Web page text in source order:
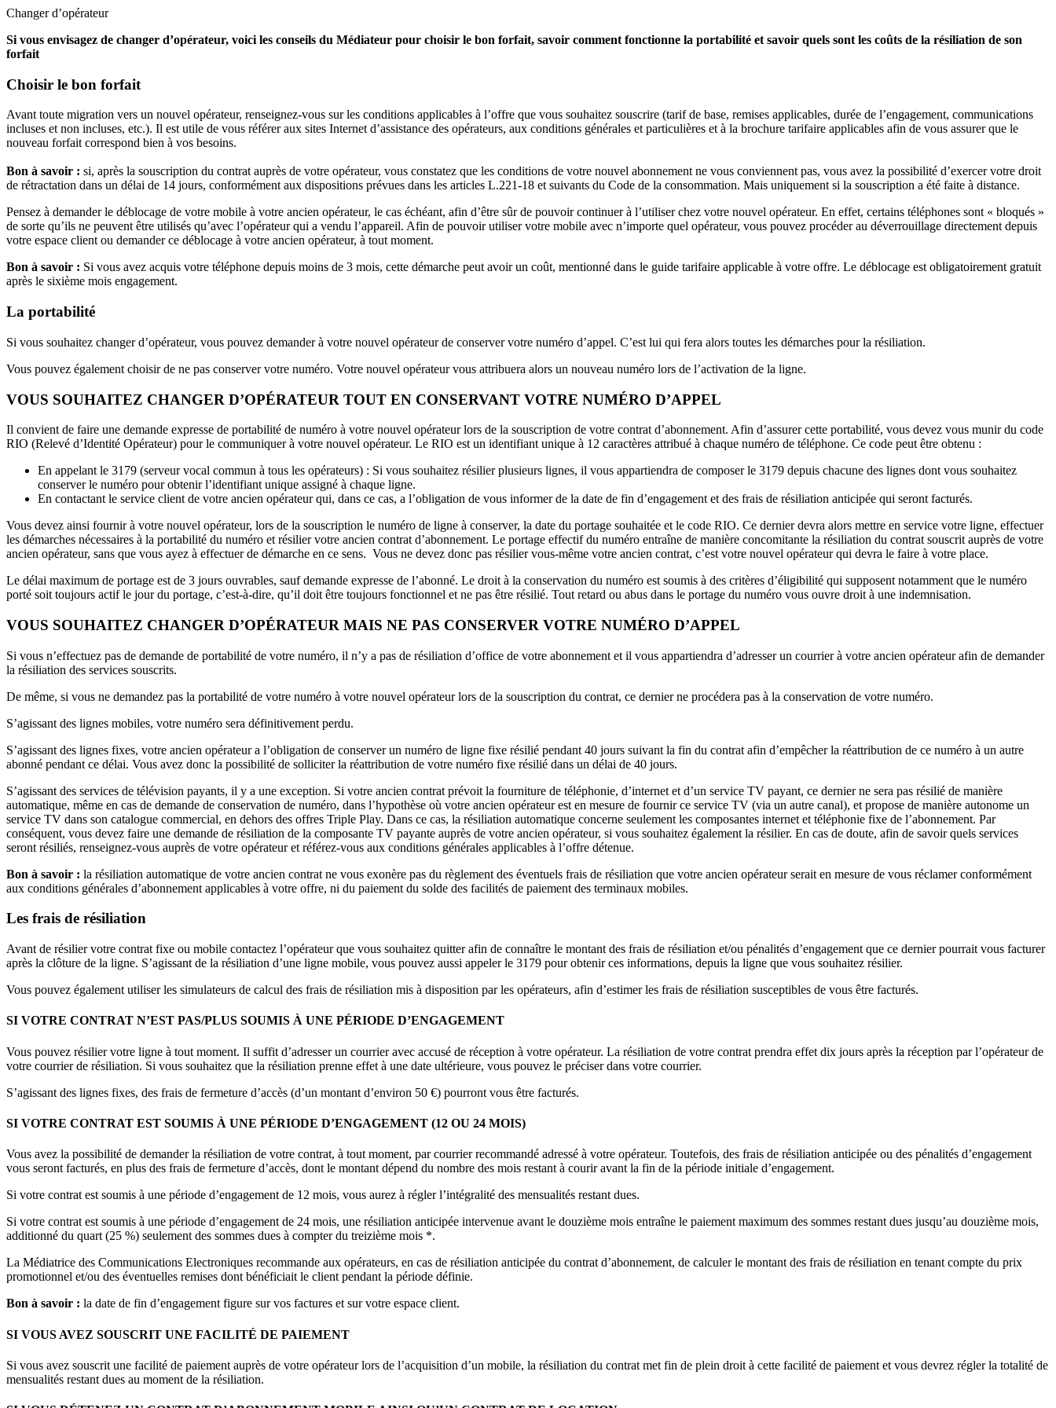
Changer d’opérateur
Si vous envisagez de changer d’opérateur, voici les conseils du Médiateur pour choisir le bon forfait, savoir comment fonctionne la portabilité et savoir quels sont les coûts de la résiliation de son
forfait
Choisir le bon forfait
Avant toute migration vers un nouvel opérateur, renseignez-vous sur les conditions applicables à l’offre que vous souhaitez souscrire (tarif de base, remises applicables, durée de l’engagement, communications
incluses et non incluses, etc.). Il est utile de vous référer aux sites Internet d’assistance des opérateurs, aux conditions générales et particulières et à la brochure tarifaire applicables afin de vous assurer que le
nouveau forfait correspond bien à vos besoins.
Bon à savoir : si, après la souscription du contrat auprès de votre opérateur, vous constatez que les conditions de votre nouvel abonnement ne vous conviennent pas, vous avez la possibilité d’exercer votre droit
de rétractation dans un délai de 14 jours, conformément aux dispositions prévues dans les articles L.221-18 et suivants du Code de la consommation. Mais uniquement si la souscription a été faite à distance.
Pensez à demander le déblocage de votre mobile à votre ancien opérateur, le cas échéant, afin d’être sûr de pouvoir continuer à l’utiliser chez votre nouvel opérateur. En effet, certains téléphones sont « bloqués »
de sorte qu’ils ne peuvent être utilisés qu’avec l’opérateur qui a vendu l’appareil. Afin de pouvoir utiliser votre mobile avec n’importe quel opérateur, vous pouvez procéder au déverrouillage directement depuis
votre espace client ou demander ce déblocage à votre ancien opérateur, à tout moment.
Bon à savoir : Si vous avez acquis votre téléphone depuis moins de 3 mois, cette démarche peut avoir un coût, mentionné dans le guide tarifaire applicable à votre offre. Le déblocage est obligatoirement gratuit
après le sixième mois engagement.
La portabilité
Si vous souhaitez changer d’opérateur, vous pouvez demander à votre nouvel opérateur de conserver votre numéro d’appel. C’est lui qui fera alors toutes les démarches pour la résiliation.
Vous pouvez également choisir de ne pas conserver votre numéro. Votre nouvel opérateur vous attribuera alors un nouveau numéro lors de l’activation de la ligne.
VOUS SOUHAITEZ CHANGER D’OPÉRATEUR TOUT EN CONSERVANT VOTRE NUMÉRO D’APPEL
Il convient de faire une demande expresse de portabilité de numéro à votre nouvel opérateur lors de la souscription de votre contrat d’abonnement. Afin d’assurer cette portabilité, vous devez vous munir du code
RIO (Relevé d’Identité Opérateur) pour le communiquer à votre nouvel opérateur. Le RIO est un identifiant unique à 12 caractères attribué à chaque numéro de téléphone. Ce code peut être obtenu :
En appelant le 3179 (serveur vocal commun à tous les opérateurs) : Si vous souhaitez résilier plusieurs lignes, il vous appartiendra de composer le 3179 depuis chacune des lignes dont vous souhaitez
conserver le numéro pour obtenir l’identifiant unique assigné à chaque ligne.
En contactant le service client de votre ancien opérateur qui, dans ce cas, a l’obligation de vous informer de la date de fin d’engagement et des frais de résiliation anticipée qui seront facturés.
Vous devez ainsi fournir à votre nouvel opérateur, lors de la souscription le numéro de ligne à conserver, la date du portage souhaitée et le code RIO. Ce dernier devra alors mettre en service votre ligne, effectuer
les démarches nécessaires à la portabilité du numéro et résilier votre ancien contrat d’abonnement. Le portage effectif du numéro entraîne de manière concomitante la résiliation du contrat souscrit auprès de votre
ancien opérateur, sans que vous ayez à effectuer de démarche en ce sens. Vous ne devez donc pas résilier vous-même votre ancien contrat, c’est votre nouvel opérateur qui devra le faire à votre place.
Le délai maximum de portage est de 3 jours ouvrables, sauf demande expresse de l’abonné. Le droit à la conservation du numéro est soumis à des critères d’éligibilité qui supposent notamment que le numéro
porté soit toujours actif le jour du portage, c’est-à-dire, qu’il doit être toujours fonctionnel et ne pas être résilié. Tout retard ou abus dans le portage du numéro vous ouvre droit à une indemnisation.
VOUS SOUHAITEZ CHANGER D’OPÉRATEUR MAIS NE PAS CONSERVER VOTRE NUMÉRO D’APPEL
Si vous n’effectuez pas de demande de portabilité de votre numéro, il n’y a pas de résiliation d’office de votre abonnement et il vous appartiendra d’adresser un courrier à votre ancien opérateur afin de demander
la résiliation des services souscrits.
De même, si vous ne demandez pas la portabilité de votre numéro à votre nouvel opérateur lors de la souscription du contrat, ce dernier ne procédera pas à la conservation de votre numéro.
S’agissant des lignes mobiles, votre numéro sera définitivement perdu.
S’agissant des lignes fixes, votre ancien opérateur a l’obligation de conserver un numéro de ligne fixe résilié pendant 40 jours suivant la fin du contrat afin d’empêcher la réattribution de ce numéro à un autre
abonné pendant ce délai. Vous avez donc la possibilité de solliciter la réattribution de votre numéro fixe résilié dans un délai de 40 jours.
S’agissant des services de télévision payants, il y a une exception. Si votre ancien contrat prévoit la fourniture de téléphonie, d’internet et d’un service TV payant, ce dernier ne sera pas résilié de manière
automatique, même en cas de demande de conservation de numéro, dans l’hypothèse où votre ancien opérateur est en mesure de fournir ce service TV (via un autre canal), et propose de manière autonome un
service TV dans son catalogue commercial, en dehors des offres Triple Play. Dans ce cas, la résiliation automatique concerne seulement les composantes internet et téléphonie fixe de l’abonnement. Par
conséquent, vous devez faire une demande de résiliation de la composante TV payante auprès de votre ancien opérateur, si vous souhaitez également la résilier. En cas de doute, afin de savoir quels services
seront résiliés, renseignez-vous auprès de votre opérateur et référez-vous aux conditions générales applicables à l’offre détenue.
Bon à savoir : la résiliation automatique de votre ancien contrat ne vous exonère pas du règlement des éventuels frais de résiliation que votre ancien opérateur serait en mesure de vous réclamer conformément
aux conditions générales d’abonnement applicables à votre offre, ni du paiement du solde des facilités de paiement des terminaux mobiles.
Les frais de résiliation
Avant de résilier votre contrat fixe ou mobile contactez l’opérateur que vous souhaitez quitter afin de connaître le montant des frais de résiliation et/ou pénalités d’engagement que ce dernier pourrait vous facturer
après la clôture de la ligne. S’agissant de la résiliation d’une ligne mobile, vous pouvez aussi appeler le 3179 pour obtenir ces informations, depuis la ligne que vous souhaitez résilier.
Vous pouvez également utiliser les simulateurs de calcul des frais de résiliation mis à disposition par les opérateurs, afin d’estimer les frais de résiliation susceptibles de vous être facturés.
SI VOTRE CONTRAT N’EST PAS/PLUS SOUMIS À UNE PÉRIODE D’ENGAGEMENT
Vous pouvez résilier votre ligne à tout moment. Il suffit d’adresser un courrier avec accusé de réception à votre opérateur. La résiliation de votre contrat prendra effet dix jours après la réception par l’opérateur de
votre courrier de résiliation. Si vous souhaitez que la résiliation prenne effet à une date ultérieure, vous pouvez le préciser dans votre courrier.
S’agissant des lignes fixes, des frais de fermeture d’accès (d’un montant d’environ 50 €) pourront vous être facturés.
SI VOTRE CONTRAT EST SOUMIS À UNE PÉRIODE D’ENGAGEMENT (12 OU 24 MOIS)
Vous avez la possibilité de demander la résiliation de votre contrat, à tout moment, par courrier recommandé adressé à votre opérateur. Toutefois, des frais de résiliation anticipée ou des pénalités d’engagement
vous seront facturés, en plus des frais de fermeture d’accès, dont le montant dépend du nombre des mois restant à courir avant la fin de la période initiale d’engagement.
Si votre contrat est soumis à une période d’engagement de 12 mois, vous aurez à régler l’intégralité des mensualités restant dues.
Si votre contrat est soumis à une période d’engagement de 24 mois, une résiliation anticipée intervenue avant le douzième mois entraîne le paiement maximum des sommes restant dues jusqu’au douzième mois,
additionné du quart (25 %) seulement des sommes dues à compter du treizième mois *.
La Médiatrice des Communications Electroniques recommande aux opérateurs, en cas de résiliation anticipée du contrat d’abonnement, de calculer le montant des frais de résiliation en tenant compte du prix
promotionnel et/ou des éventuelles remises dont bénéficiait le client pendant la période définie.
Bon à savoir : la date de fin d’engagement figure sur vos factures et sur votre espace client.
SI VOUS AVEZ SOUSCRIT UNE FACILITÉ DE PAIEMENT
Si vous avez souscrit une facilité de paiement auprès de votre opérateur lors de l’acquisition d’un mobile, la résiliation du contrat met fin de plein droit à cette facilité de paiement et vous devrez régler la totalité de
mensualités restant dues au moment de la résiliation.